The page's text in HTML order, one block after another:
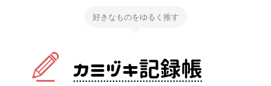
好きなものをゆるく推す